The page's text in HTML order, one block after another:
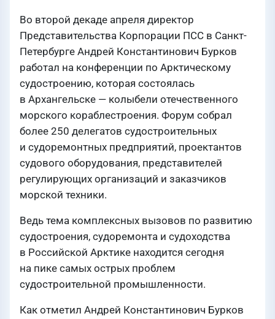
Во второй декаде апреля директор
Представительства Корпорации ПСС в Санкт-
Петербурге Андрей Константинович Бурков
работал на конференции по Арктическому
судостроению, которая состоялась
в Архангельске — колыбели отечественного
морского кораблестроения. Форум собрал
более 250 делегатов судостроительных
и судоремонтных предприятий, проектантов
судового оборудования, представителей
регулирующих организаций и заказчиков
морской техники.
Ведь тема комплексных вызовов по развитию
судостроения, судоремонта и судоходства
в Российской Арктике находится сегодня
на пике самых острых проблем
судостроительной промышленности.
Как отметил Андрей Константинович Бурков